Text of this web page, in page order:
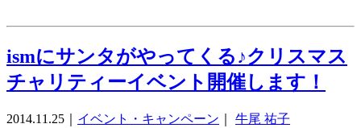
ismにサンタがやってくる♪クリスマス
チャリティーイベント開催します！
2014.11.25 イベント・キャンペーン 牛尾 祐子